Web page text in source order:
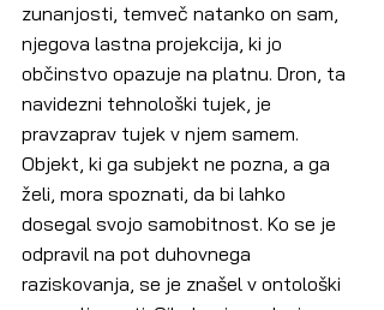
zunanjosti, temveč natanko on sam,
njegova lastna projekcija, ki jo
občinstvo opazuje na platnu. Dron, ta
navidezni tehnološki tujek, je
pravzaprav tujek v njem samem.
Objekt, ki ga subjekt ne pozna, a ga
želi, mora spoznati, da bi lahko
dosegal svojo samobitnost. Ko se je
odpravil na pot duhovnega
raziskovanja, se je znašel v ontološki